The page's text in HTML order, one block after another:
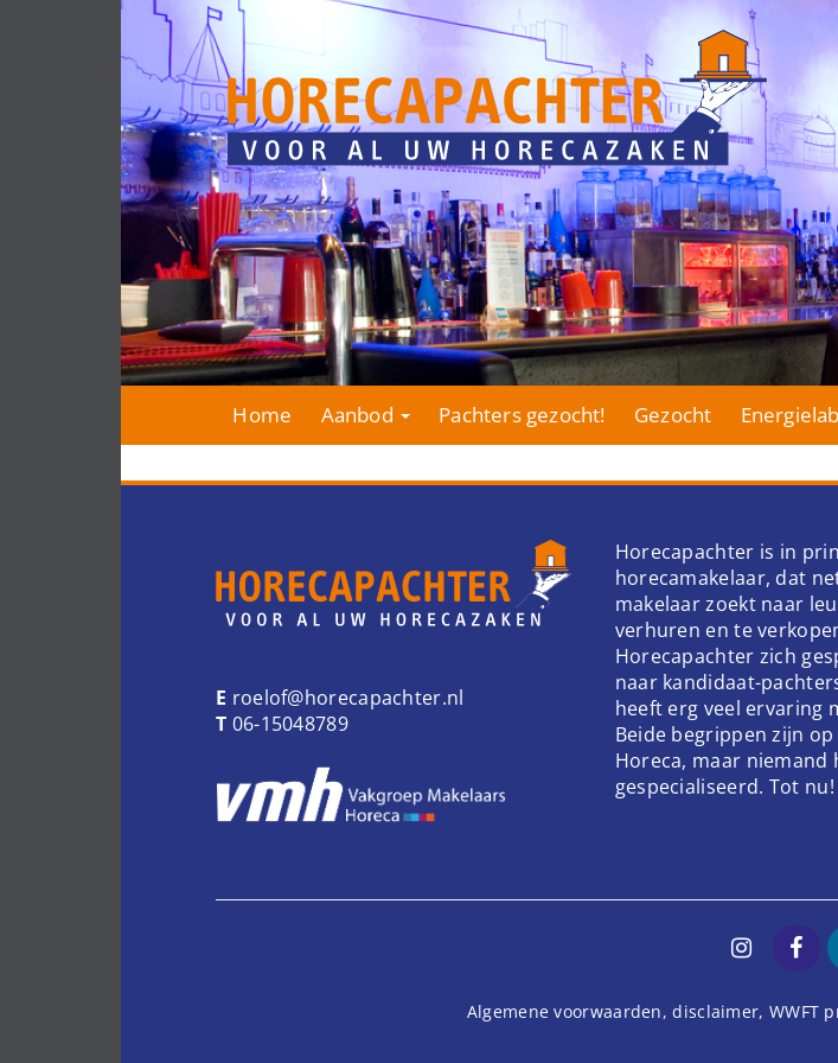
Home Aanbod Pachters gezocht! Gezocht
E roelof@horecapachter.nl
T 06-15048789
Horecapachter is in
horecamakelaar, dat
makelaar zoekt naar
verhuren en te
Horecapachter zich
naar kandidaat-
heeft erg veel ervaring
Beide begrippen zijn
Horeca, maar niemand
gespecialiseerd. Tot nu!
Algemene voorwaarden,disclaimer, WWFT